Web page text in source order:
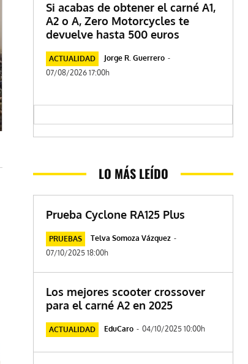
Si acabas de obtener el carné A1,
A2 o A, Zero Motorcycles te
devuelve hasta 500 euros
ACTUALIDAD Jorge R. Guerrero -
07/08/2026 17:00h
LO MÁS LEÍDO
Prueba Cyclone RA125 Plus
PRUEBAS Telva Somoza Vázquez -
07/10/2025 18:00h
Los mejores scooter crossover
para el carné A2 en 2025
ACTUALIDAD EduCaro - 04/10/2025 10:00h